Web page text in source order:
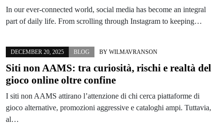
In our ever-connected world, social media has become an integral
part of daily life. From scrolling through Instagram to keeping…
DECEMBER 20, 2025 BLOG BY WILMAVRANSON
Siti non AAMS: tra curiosità, rischi e realtà del
gioco online oltre confine
I siti non AAMS attirano l’attenzione di chi cerca piattaforme di
gioco alternative, promozioni aggressive e cataloghi ampi. Tuttavia,
al…